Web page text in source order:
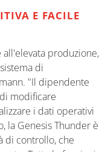
E FACILE
produzione,
di
"Il dipendente
modificare
i dati operativi
la Genesis Thunder è
di controllo, che